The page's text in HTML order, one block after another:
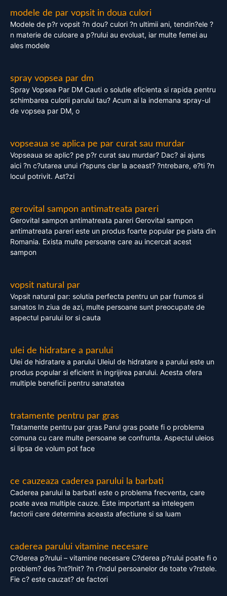
modele de par vopsit in doua culori
Modele de p?r vopsit ?n dou? culori ?n ultimii ani, tendin?ele ?
n materie de culoare a p?rului au evoluat, iar multe femei au
ales modele
spray vopsea par dm
Spray Vopsea Par DM Cauti o solutie eficienta si rapida pentru
schimbarea culorii parului tau? Acum ai la indemana spray-ul
de vopsea par DM, o
vopseaua se aplica pe par curat sau murdar
Vopseaua se aplic? pe p?r curat sau murdar? Dac? ai ajuns
aici ?n c?utarea unui r?spuns clar la aceast? ?ntrebare, e?ti ?n
locul potrivit. Ast?zi
gerovital sampon antimatreata pareri
Gerovital sampon antimatreata pareri Gerovital sampon
antimatreata pareri este un produs foarte popular pe piata din
Romania. Exista multe persoane care au incercat acest
sampon
vopsit natural par
Vopsit natural par: solutia perfecta pentru un par frumos si
sanatos In ziua de azi, multe persoane sunt preocupate de
aspectul parului lor si cauta
ulei de hidratare a parului
Ulei de hidratare a parului Uleiul de hidratare a parului este un
produs popular si eficient in ingrijirea parului. Acesta ofera
multiple beneficii pentru sanatatea
tratamente pentru par gras
Tratamente pentru par gras Parul gras poate fi o problema
comuna cu care multe persoane se confrunta. Aspectul uleios
si lipsa de volum pot face
ce cauzeaza caderea parului la barbati
Caderea parului la barbati este o problema frecventa, care
poate avea multiple cauze. Este important sa intelegem
factorii care determina aceasta afectiune si sa luam
caderea parului vitamine necesare
C?derea p?rului – vitamine necesare C?derea p?rului poate fi o
problem? des ?nt?lnit? ?n r?ndul persoanelor de toate v?rstele.
Fie c? este cauzat? de factori